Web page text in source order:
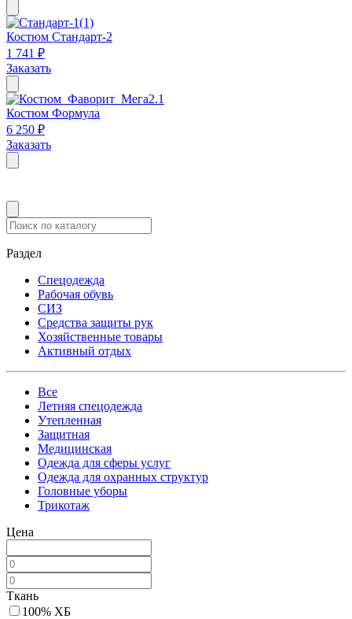
Костюм Стандарт-2
1 741 ₽
Заказать
Костюм Формула
6 250 ₽
Заказать
Раздел
Спецодежда
Рабочая обувь
СИЗ
Средства защиты рук
Хозяйственные товары
Активный отдых
Все
Летняя спецодежда
Утепленная
Защитная
Медицинская
Одежда для сферы услуг
Одежда для охранных структур
Головные уборы
Трикотаж
Цена
Ткань
100% ХБ